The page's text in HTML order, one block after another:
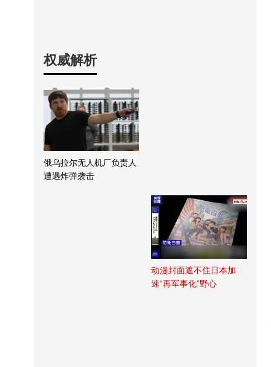
权威解析
俄乌拉尔无人机厂负责人
遭遇炸弹袭击
动漫封面遮不住日本加
速“再军事化”野心